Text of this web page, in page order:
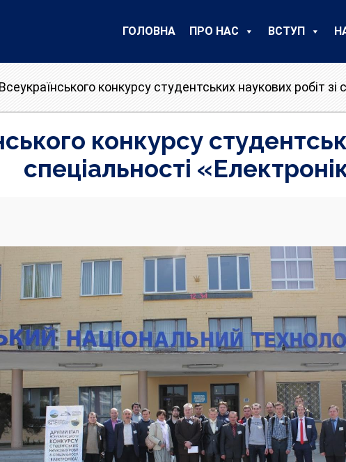
ГОЛОВНА ПРО НАС ВСТУП
конкурсу студентських наукових робіт зі
конкурсу
спеціальності